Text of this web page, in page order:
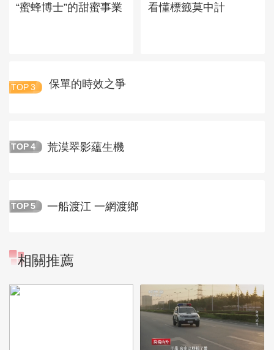
“蜜蜂博士”的甜蜜事業 看懂標籤莫中計
TOP 3 保單的時效之爭
TOP 4 荒漠翠影蘊生機
TOP 5 一船渡江 一網渡鄉
相關推薦